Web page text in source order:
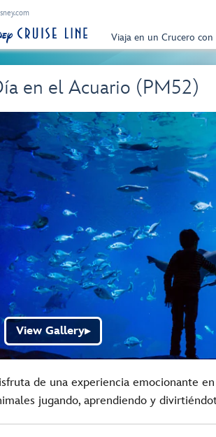
Viaja en un Crucero con
en el Acuario (PM52)
View Gallery▶
de una experiencia emocionante
jugando, aprendiendo y